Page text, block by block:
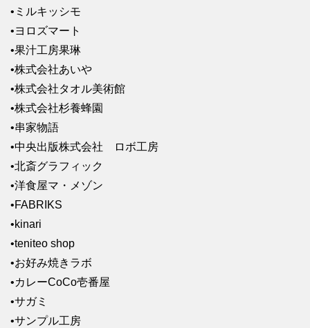
•ミルキッシモ
•ヨロズマート
•果汁工房果琳
•株式会社あいや
•株式会社タオル美術館
•株式会社杉養蜂園
•串家物語
•中央出版株式会社 ロボ工房
•北斎グラフィック
•洋食屋マ・メゾン
•FABRIKS
•kinari
•teniteo shop
•お好み焼きラボ
•カレーCoCo壱番屋
•サガミ
•サンプル工房